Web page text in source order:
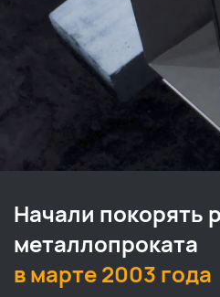
Начали покорять
металлопроката
в марте 2003 года